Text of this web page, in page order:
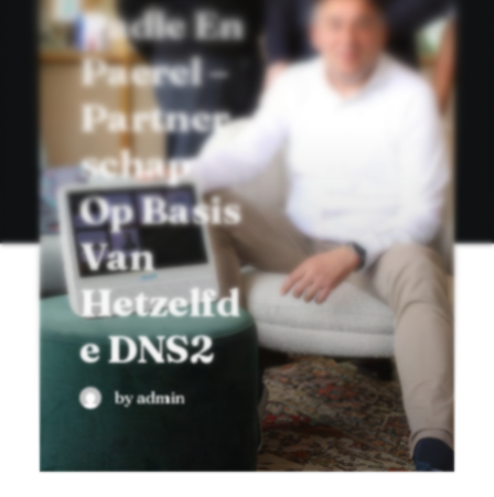
Padle En
Paerel –
Partner
Schap
Op Basis
Van
Hetzelfd
E DNS2
by admin